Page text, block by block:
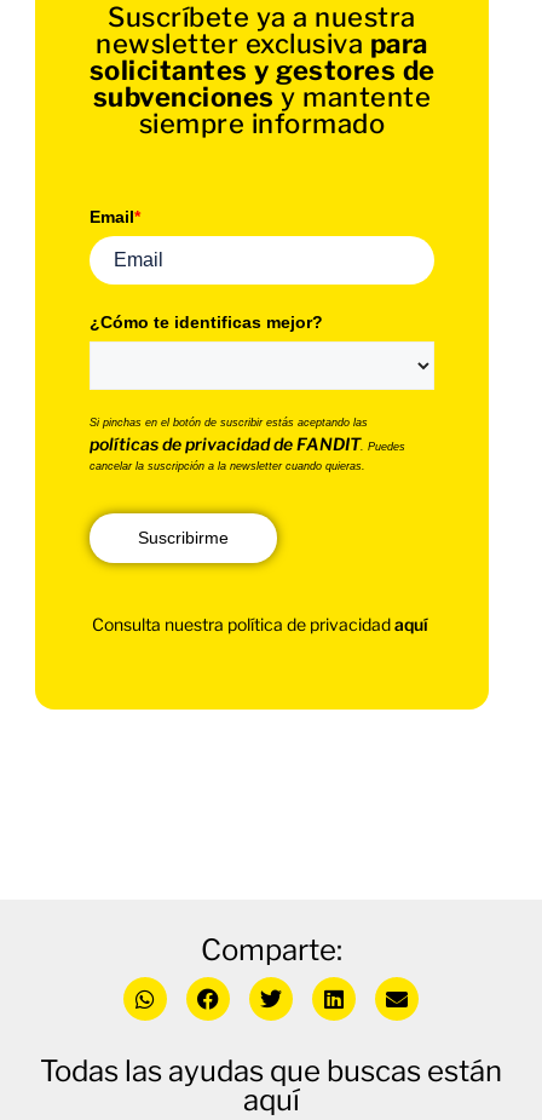
Suscríbete ya a nuestra
newsletter exclusiva para
solicitantes y gestores de
subvenciones y mantente
siempre informado
Email*
¿Cómo te identificas mejor?
Si pinchas en el botón de suscribir estás aceptando las
políticas de privacidad de FANDIT. Puedes
cancelar la suscripción a la newsletter cuando quieras.
Suscribirme
Consulta nuestra política de privacidadaquí
Comparte:
Todas las ayudas que buscas están
aquí